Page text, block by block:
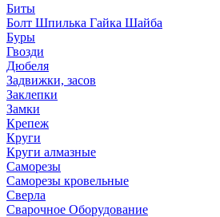
Биты
Болт Шпилька Гайка Шайба
Буры
Гвозди
Дюбеля
Задвижки, засов
Заклепки
Замки
Крепеж
Круги
Круги алмазные
Саморезы
Саморезы кровельные
Сверла
Сварочное Оборудование